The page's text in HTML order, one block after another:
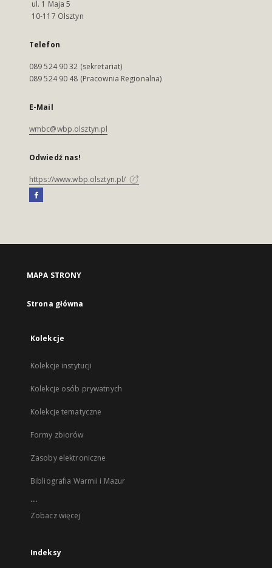
ul. 1 Maja 5
10-117 Olsztyn
Telefon
089 524 90 32 (sekretariat)
089 524 90 48 (Pracownia Regionalna)
E-Mail
wmbc@wbp.olsztyn.pl
Odwiedź nas!
https://www.wbp.olsztyn.pl/
MAPA STRONY
Strona główna
Kolekcje
Kolekcje instytucji
Kolekcje osób prywatnych
Kolekcje tematyczne
Formy zbiorów
Zasoby elektroniczne
Bibliografia Warmii i Mazur
...
Zobacz więcej
Indeksy